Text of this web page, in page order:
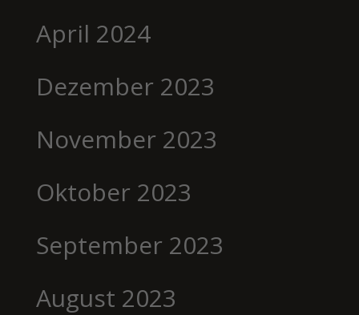
April 2024
Dezember 2023
November 2023
Oktober 2023
September 2023
August 2023